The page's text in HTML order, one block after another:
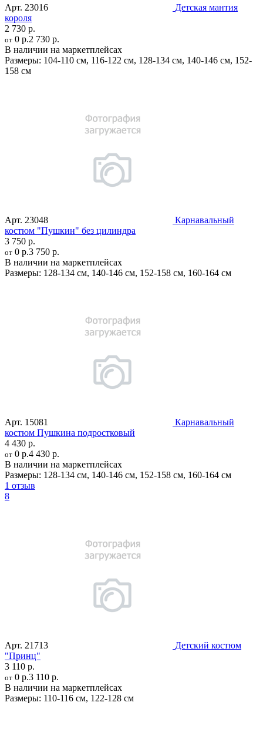
Арт. 23016
Детская мантия
короля
2 730 р.
от 0 р.2 730 р.
В наличии на маркетплейсах
Размеры: 104-110 см, 116-122 см, 128-134 см, 140-146 см, 152-
158 см
Арт. 23048
Карнавальный
костюм "Пушкин" без цилиндра
3 750 р.
от 0 р.3 750 р.
В наличии на маркетплейсах
Размеры: 128-134 см, 140-146 см, 152-158 см, 160-164 см
Арт. 15081
Карнавальный
костюм Пушкина подростковый
4 430 р.
от 0 р.4 430 р.
В наличии на маркетплейсах
Размеры: 128-134 см, 140-146 см, 152-158 см, 160-164 см
1 отзыв
8
Арт. 21713
Детский костюм
"Принц"
3 110 р.
от 0 р.3 110 р.
В наличии на маркетплейсах
Размеры: 110-116 см, 122-128 см